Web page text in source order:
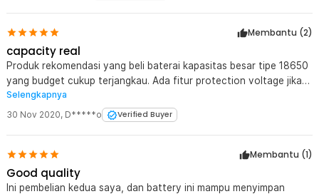
Membantu (2)
capacity real
Produk rekomendasi yang beli baterai kapasitas besar tipe 18650
yang budget cukup terjangkau. Ada fitur protection voltage jika
sudah mendekati batas minimum sehingga baterai tetap awet.
Merk Varicore memang berkualitas. Adaptor charge gunakan yang
baik, misal XTAR, Nitecore dll yang sudah teruji dengan baik.
Selengkapnya
30 Nov 2020, D*****o Verified Buyer
Membantu (1)
Good quality
Ini pembelian kedua saya, dan battery ini mampu menyimpan